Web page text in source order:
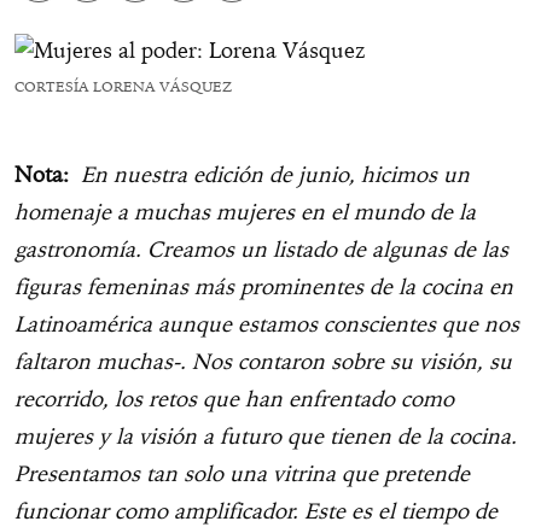
CORTESÍA LORENA VÁSQUEZ
Nota: En nuestra edición de junio, hicimos un
homenaje a muchas mujeres en el mundo de la
gastronomía. Creamos un listado de algunas de las
figuras femeninas más prominentes de la cocina en
Latinoamérica aunque estamos conscientes que nos
faltaron muchas-. Nos contaron sobre su visión, su
recorrido, los retos que han enfrentado como
mujeres y la visión a futuro que tienen de la cocina.
Presentamos tan solo una vitrina que pretende
funcionar como amplificador. Este es el tiempo de